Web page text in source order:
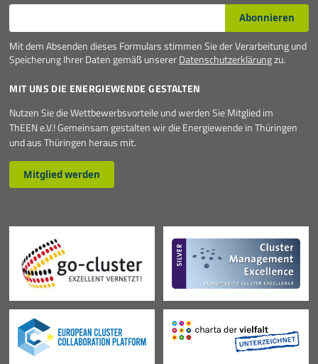
E-Mail* Abonnieren
Mit dem Absenden dieses Formulars stimmen Sie der Verarbeitung und
Speicherung Ihrer Daten gemäß unsererDatenschutzerklärungzu.
MIT UNS DIE ENERGIEWENDE GESTALTEN
Nutzen Sie die Wettbewerbsvorteile und werden Sie Mitglied im
ThEEN e.V.! Gemeinsam gestalten wir die Energiewende in Thüringen
und aus Thüringen heraus mit.
Mitglied werden